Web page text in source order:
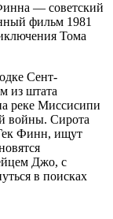
— советский
фильм 1981
Тома
Сент-
из штата
реке Миссисипи
войны. Сирота
Финн, ищут
Джо, с
в поисках